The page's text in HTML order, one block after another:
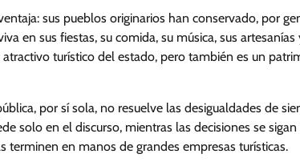
sus pueblos originarios han conservado, por
en sus fiestas, su comida, su música, sus
turístico del estado, pero también es un
por sí sola, no resuelve las desigualdades de
solo en el discurso, mientras las decisiones se
terminen en manos de grandes empresas turísticas.